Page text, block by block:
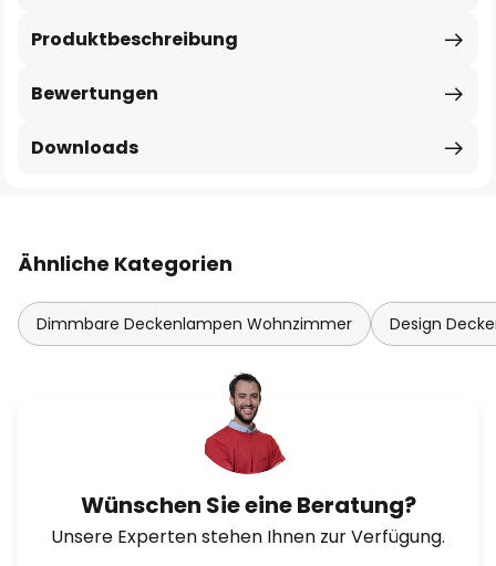
Produktbeschreibung
Bewertungen
Downloads
Ähnliche Kategorien
Dimmbare Deckenlampen Wohnzimmer Design
Wünschen Sie eine Beratung?
Unsere Experten stehen Ihnen zur Verfügung.